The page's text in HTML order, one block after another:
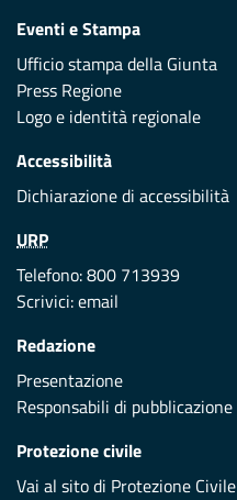
Eventi e Stampa
Ufficio stampa della Giunta
Press Regione
Logo e identità regionale
Accessibilità
Dichiarazione di accessibilità
URP
Telefono: 800 713939
Scrivici:email
Redazione
Presentazione
Responsabili di pubblicazione
Protezione civile
Vai al sito di Protezione